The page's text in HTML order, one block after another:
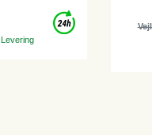
Levering